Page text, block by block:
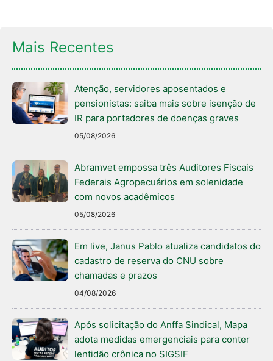
Mais Recentes
Atenção, servidores aposentados e
pensionistas: saiba mais sobre isenção de
IR para portadores de doenças graves
05/08/2026
Abramvet empossa três Auditores Fiscais
Federais Agropecuários em solenidade
com novos acadêmicos
05/08/2026
Em live, Janus Pablo atualiza candidatos do
cadastro de reserva do CNU sobre
chamadas e prazos
04/08/2026
Após solicitação do Anffa Sindical, Mapa
adota medidas emergenciais para conter
lentidão crônica no SIGSIF